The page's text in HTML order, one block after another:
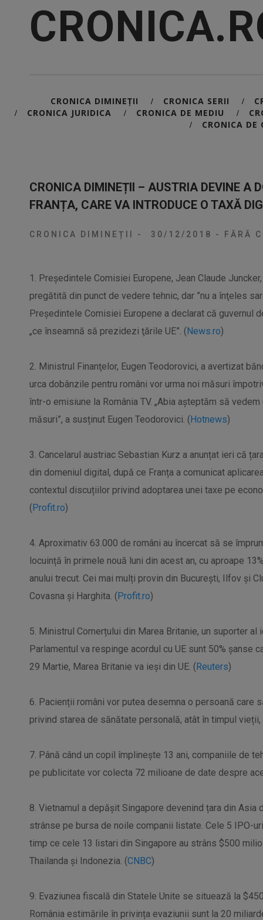
CRONICA DIMINEȚII / CRONICA SERII /
/ CRONICA JURIDICA / CRONICA DE MEDIU /
/ CRONICA DE
CRONICA DIMINEȚII – AUSTRIA DEVINE A
FRANȚA, CARE VA INTRODUCE O TAXĂ
CRONICA DIMINEȚII - 30/12/2018 - FĂRĂ
1. Preşedintele Comisiei Europene, Jean Claude
pregătită din punct de vedere tehnic, dar ”nu a înţeles
Preşedintele Comisiei Europene a declarat că guvernul
„ce înseamnă să prezidezi ţările UE”. (News.ro)
2. Ministrul Finanţelor, Eugen Teodorovici, a avertizat
urca dobânzile pentru români vor urma noi măsuri
într-o emisiune la România TV. „Abia aşteptăm să
măsuri”, a susținut Eugen Teodorovici. (Hotnews)
3. Cancelarul austriac Sebastian Kurz a anunțat ieri că
din domeniul digital, după ce Franța a comunicat
contextul discuțiilor privind adoptarea unei taxe pe
(Profit.ro)
4. Aproximativ 63.000 de români au încercat să se
locuință în primele nouă luni din acest an, cu aproape
anului trecut. Cei mai mulți provin din București, Ilfov și
Covasna și Harghita. (Profit.ro)
5. Ministrul Comerțului din Marea Britanie, un suporter al
Parlamentul va respinge acordul cu UE sunt 50% șanse
29 Martie, Marea Britanie va ieși din UE. (Reuters)
6. Pacienții români vor putea desemna o persoană care
privind starea de sănătate personală, atât în timpul
7. Până când un copil împlinește 13 ani, companiile de
pe publicitate vor colecta 72 milioane de date despre
8. Vietnamul a depășit Singapore devenind țara din Asia
strânse pe bursa de noile companii listate. Cele 5 IPO-
timp ce cele 13 listari din Singapore au strâns $500
Thailanda și Indonezia. (CNBC)
9. Evaziunea fiscală din Statele Unite se situează la
România estimările în privința evaziunii sunt la 20